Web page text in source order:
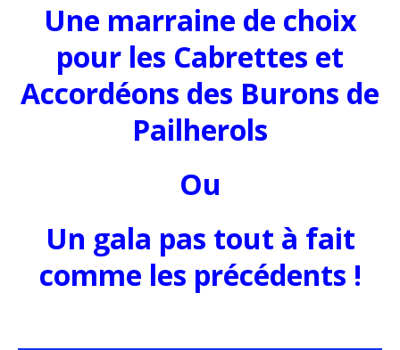
Une marraine de choix
pour les Cabrettes et
Accordéons des Burons de
Pailherols
Ou
Un gala pas tout à fait
comme les précédents !